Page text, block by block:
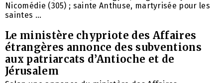
Nicomédie (305) ; sainte Anthuse, martyrisée pour les
saintes ...
Le ministère chypriote des Affaires
étrangères annonce des subventions
aux patriarcats d’Antioche et de
Jérusalem